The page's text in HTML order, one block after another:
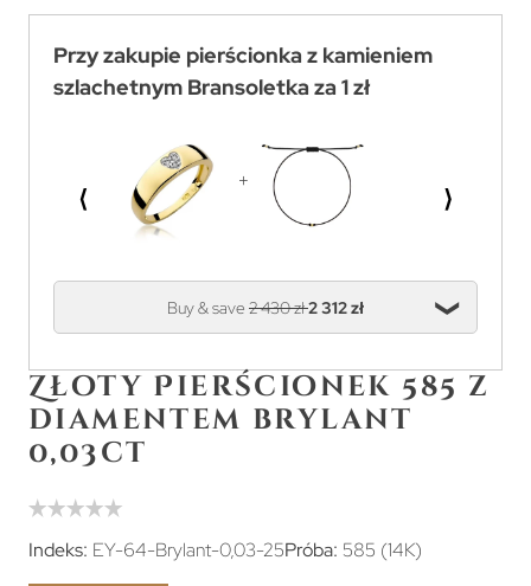
Przy zakupie pierścionka z kamieniem
szlachetnym Bransoletka za 1 zł
⟨ ⟩
Buy & save 2 430 zł2 312 zł
Złoty Pierścionek 585 z
diamentem brylant
0,03ct
Indeks: EY-64-Brylant-0,03-25Próba: 585 (14K)